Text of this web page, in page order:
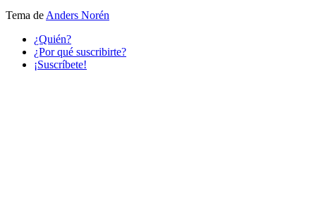
Tema de Anders Norén
¿Quién?
¿Por qué suscribirte?
¡Suscríbete!